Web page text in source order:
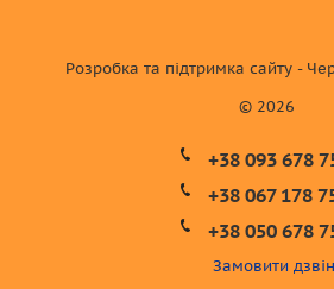
© 2026
Розробка та підтримка сайту -
+38 093 678
+38 067 178
+38 050 678
Замовити